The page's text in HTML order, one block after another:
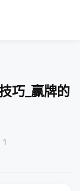
巧_赢牌的
1